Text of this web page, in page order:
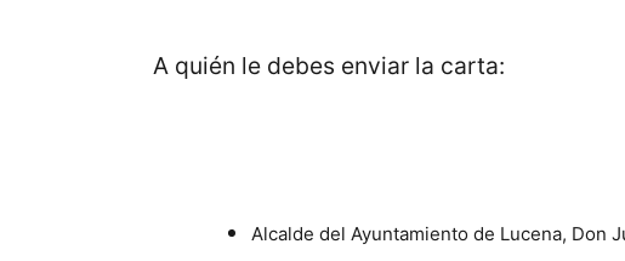
A quién le debes enviar la carta:
Alcalde del Ayuntamiento de Lucena, Don